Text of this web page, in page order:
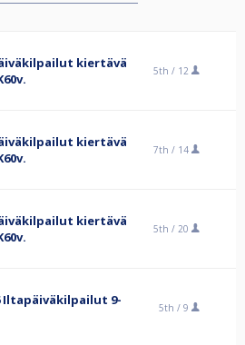
kiertävä
5th / 12
kiertävä
7th / 14
kiertävä
5th / 20
Iltapäiväkilpailut 9-
5th / 9